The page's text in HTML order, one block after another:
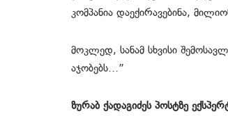
კომპანია დაექირავებინა,
მოკლედ, სანამ სხვისი
აჯობებს…”
ზურაბ ქადაგიძეს პოსტზე